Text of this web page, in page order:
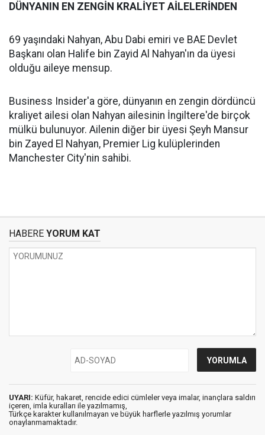
DÜNYANIN EN ZENGİN KRALİYET AİLELERİNDEN
69 yaşındaki Nahyan, Abu Dabi emiri ve BAE Devlet
Başkanı olan Halife bin Zayid Al Nahyan'ın da üyesi
olduğu aileye mensup.
Business Insider'a göre, dünyanın en zengin dördüncü
kraliyet ailesi olan Nahyan ailesinin İngiltere'de birçok
mülkü bulunuyor. Ailenin diğer bir üyesi Şeyh Mansur
bin Zayed El Nahyan, Premier Lig kulüplerinden
Manchester City'nin sahibi.
HABERE YORUM KAT
UYARI: Küfür, hakaret, rencide edici cümleler veya imalar, inançlara saldırı
içeren, imla kuralları ile yazılmamış,
Türkçe karakter kullanılmayan ve büyük harflerle yazılmış yorumlar
onaylanmamaktadır.